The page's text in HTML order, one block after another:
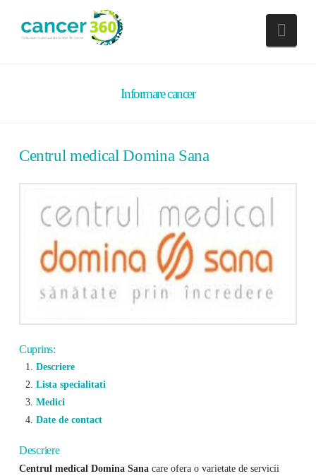
Informare cancer
Centrul medical Domina Sana
Cuprins:
Descriere
Lista specialitati
Medici
Date de contact
Descriere
Centrul medical Domina Sanacare ofera o varietate de servicii